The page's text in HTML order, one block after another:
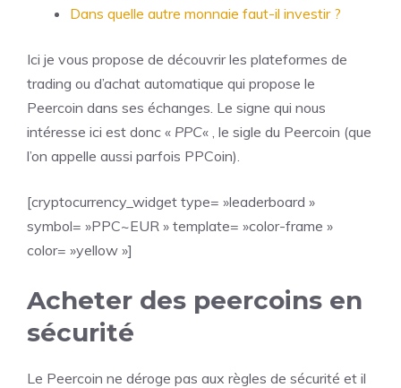
Dans quelle autre monnaie faut-il investir ?
Ici je vous propose de découvrir les plateformes de
trading ou d’achat automatique qui propose le
Peercoin dans ses échanges. Le signe qui nous
intéresse ici est donc « PPC« , le sigle du Peercoin (que
l’on appelle aussi parfois PPCoin).
[cryptocurrency_widget type= »leaderboard »
symbol= »PPC~EUR » template= »color-frame »
color= »yellow »]
Acheter des peercoins en
sécurité
Le Peercoin ne déroge pas aux règles de sécurité et il